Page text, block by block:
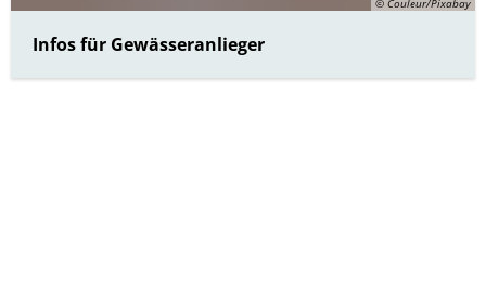
© Couleur/Pixabay
Infos für Gewässeranlieger